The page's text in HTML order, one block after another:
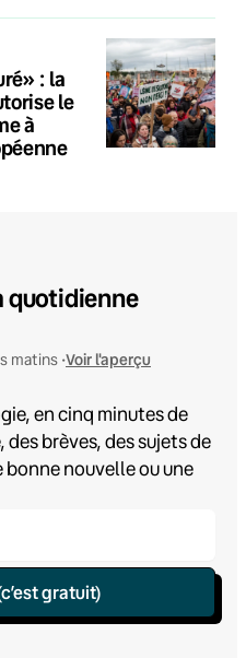
: la
le
à
quotidienne
matins •Voir l'aperçu
en cinq minutes de
brèves, des sujets de
nouvelle ou une
gratuit)